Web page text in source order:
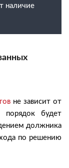
наличие
не зависит от
порядок будет
должника
по решению